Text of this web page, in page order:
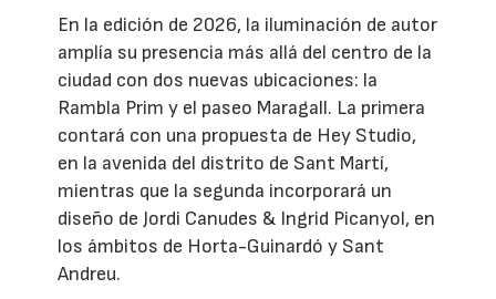
En la edición de 2026, la iluminación de autor
amplía su presencia más allá del centro de la
ciudad con dos nuevas ubicaciones: la
Rambla Prim y el paseo Maragall. La primera
contará con una propuesta de Hey Studio,
en la avenida del distrito de Sant Martí,
mientras que la segunda incorporará un
diseño de Jordi Canudes & Ingrid Picanyol, en
los ámbitos de Horta-Guinardó y Sant
Andreu.